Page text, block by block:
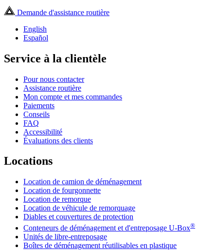
Demande d'assistance routière
English
Español
Service à la clientèle
Pour nous contacter
Assistance routière
Mon compte et mes commandes
Paiements
Conseils
FAQ
Accessibilité
Évaluations des clients
Locations
Location de camion de déménagement
Location de fourgonnette
Location de remorque
Location de véhicule de remorquage
Diables et couvertures de protection
Conteneurs de déménagement et d'entreposage U-Box®
Unités de libre-entreposage
Boîtes de déménagement réutilisables en plastique